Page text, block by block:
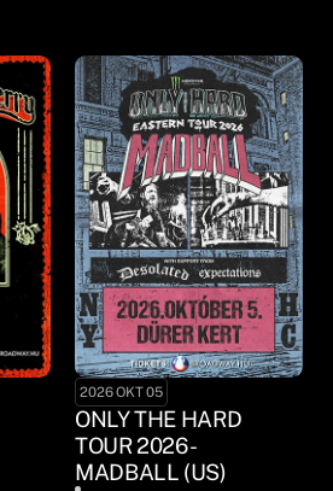
2026 OKT 05
ONLY THE HARD
TOUR 2026 -
MADBALL (US)